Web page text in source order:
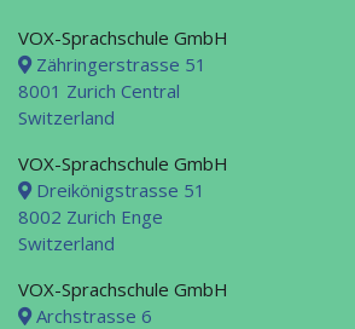
VOX-Sprachschule GmbH
Zähringerstrasse 51
8001 Zurich Central
Switzerland
VOX-Sprachschule GmbH
Dreikönigstrasse 51
8002 Zurich Enge
Switzerland
VOX-Sprachschule GmbH
Archstrasse 6